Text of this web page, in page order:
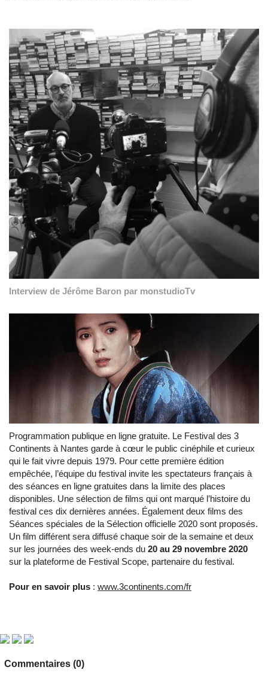
Interview de Jérôme Baron par monstudioTv
Programmation publique en ligne gratuite. Le Festival des 3
Continents à Nantes garde à cœur le public cinéphile et curieux
qui le fait vivre depuis 1979. Pour cette première édition
empêchée, l’équipe du festival invite les spectateurs français à
des séances en ligne gratuites dans la limite des places
disponibles. Une sélection de films qui ont marqué l’histoire du
festival ces dix dernières années. Également deux films des
Séances spéciales de la Sélection officielle 2020 sont proposés.
Un film différent sera diffusé chaque soir de la semaine et deux
sur les journées des week-ends du 20 au 29 novembre 2020
sur la plateforme de Festival Scope, partenaire du festival.
Pour en savoir plus : www.3continents.com/fr
Commentaires (0)